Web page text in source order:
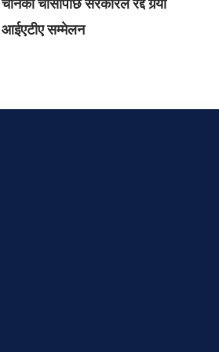
आईएटीए सम्मेलन